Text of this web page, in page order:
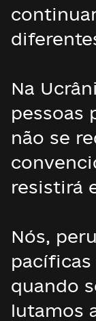
Na
pessoas
não se
resistirá
Nós,
pacíficas
quando
lutamos